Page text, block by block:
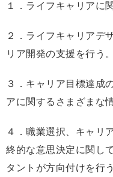
１．ライフキャリアに
２．ライフキャリアデ
リア開発の支援を行う。
３．キャリア目標達成
アに関するさまざまな
４．職業選択、キャリ
終的な意思決定に関し
タントが方向付けを行う